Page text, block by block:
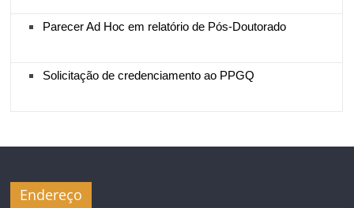
Parecer Ad Hoc em relatório de Pós-Doutorado
Solicitação de credenciamento ao PPGQ
Endereço